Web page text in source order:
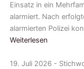
Einsatz in ein
alarmiert. Nach
alarmierten Polizei
Weiterlesen
19. Juli 2026 -